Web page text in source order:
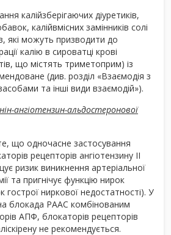
калійзберігаючих діуретиків,
калійвмісних замінників солі
які можуть призводити до
калію в сироватці крові
що містять триметоприм) із
(див. розділ «Взаємодія з
та інші види взаємодій»).
ангіотензин-альдостеронової
що одночасне застосування
рецепторів ангіотензину ІІ
ризик виникнення артеріальної
та пригнічує функцію нирок
ниркової недостатності). У
блокада РААС комбінованим
АПФ, блокаторів рецепторів
не рекомендується.